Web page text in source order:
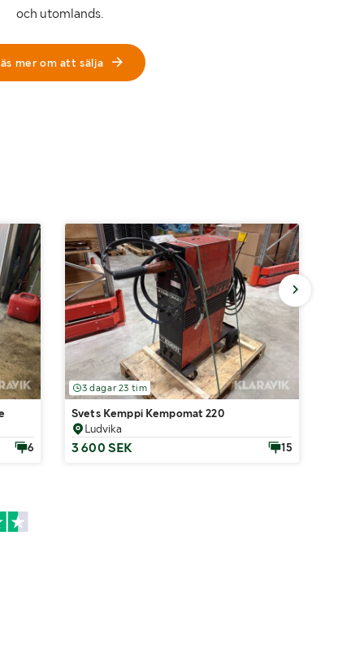
och utomlands.
mer om att sälja
6
3 dagar 23 tim
Svets Kemppi Kempomat 220
Ludvika
3 600 SEK 15